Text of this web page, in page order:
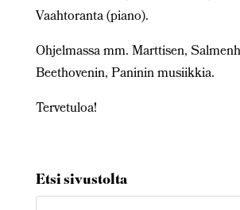
Vaahtoranta (piano).
Ohjelmassa mm. Marttisen,
Beethovenin, Paninin musiikkia.
Tervetuloa!
Etsi sivustolta